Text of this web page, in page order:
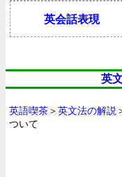
英会話表現
英
英語喫茶＞英文法の解説
ついて